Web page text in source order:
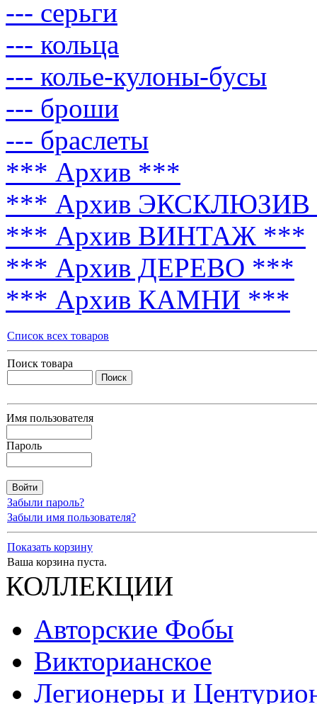
--- серьги
--- кольца
--- колье-кулоны-бусы
--- броши
--- браслеты
*** Архив ***
*** Архив
*** Архив ВИНТАЖ ***
*** Архив ДЕРЕВО ***
*** Архив КАМНИ ***
Список всех товаров
Поиск товара
Имя пользователя
Пароль
Забыли пароль?
Забыли имя пользователя?
Показать корзину
Ваша корзина пуста.
КОЛЛЕКЦИИ
Авторские Фобы
Викторианское
Легионеры и